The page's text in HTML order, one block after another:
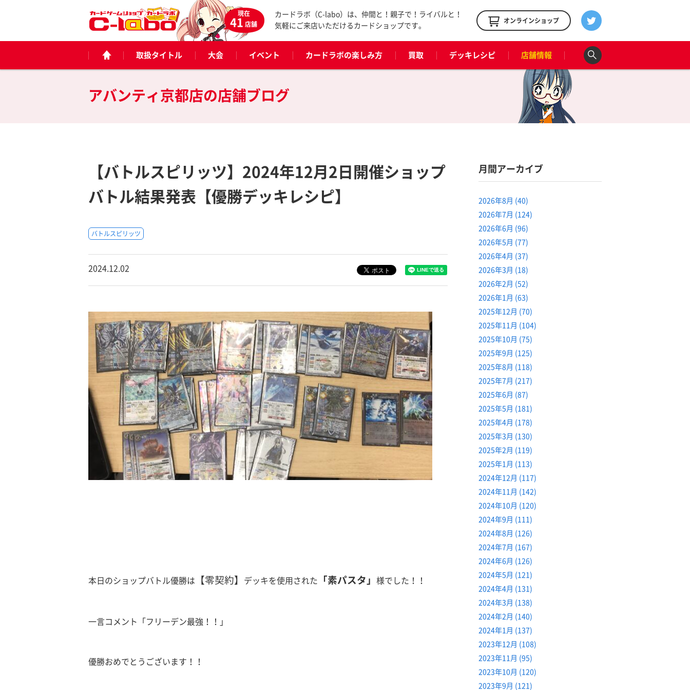
現在
41店舗
カードラボ（C-labo）は、仲間と！親子で！ライバルと！
気軽にご来店いただけるカードショップです。
オンラインショップ
取扱タイトル 大会 イベント カードラボの楽しみ方 買取 デッキレシピ 店舗情報
アバンティ京都店の店舗ブログ
【バトルスピリッツ】2024年12月2日開催ショップ
バトル結果発表【優勝デッキレシピ】
バトルスピリッツ
2024.12.02
本日のショップバトル優勝は 【零契約】 デッキを使用された 「素パスタ 」 様でした！！
一言コメント「フリーデン最強！！」
優勝おめでとうございます！！
月間アーカイブ
2026年8月 (40)
2026年7月 (124)
2026年6月 (96)
2026年5月 (77)
2026年4月 (37)
2026年3月 (18)
2026年2月 (52)
2026年1月 (63)
2025年12月 (70)
2025年11月 (104)
2025年10月 (75)
2025年9月 (125)
2025年8月 (118)
2025年7月 (217)
2025年6月 (87)
2025年5月 (181)
2025年4月 (178)
2025年3月 (130)
2025年2月 (119)
2025年1月 (113)
2024年12月 (117)
2024年11月 (142)
2024年10月 (120)
2024年9月 (111)
2024年8月 (126)
2024年7月 (167)
2024年6月 (126)
2024年5月 (121)
2024年4月 (131)
2024年3月 (138)
2024年2月 (140)
2024年1月 (137)
2023年12月 (108)
2023年11月 (95)
2023年10月 (120)
2023年9月 (121)